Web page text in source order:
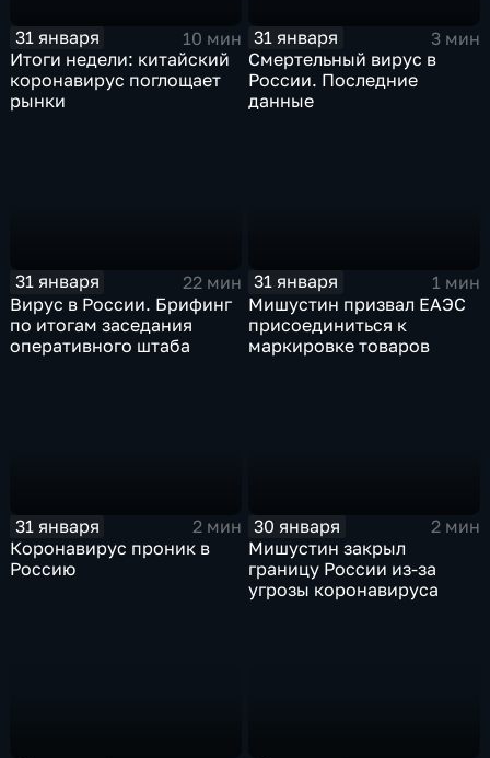
31 января
10 мин
Итоги недели: китайский
коронавирус поглощает
рынки
31 января
3 мин
Смертельный вирус в
России. Последние
данные
31 января
22 мин
Вирус в России. Брифинг
по итогам заседания
оперативного штаба
31 января
1 мин
Мишустин призвал ЕАЭС
присоединиться к
маркировке товаров
31 января
2 мин
Коронавирус проник в
Россию
30 января
2 мин
Мишустин закрыл
границу России из-за
угрозы коронавируса